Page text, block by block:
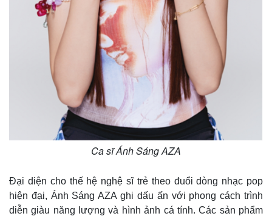
Ca sĩ Ánh Sáng AZA
Đại diện cho thế hệ nghệ sĩ trẻ theo đuổi dòng nhạc pop
hiện đại, Ánh Sáng AZA ghi dấu ấn với phong cách trình
diễn giàu năng lượng và hình ảnh cá tính. Các sản phẩm